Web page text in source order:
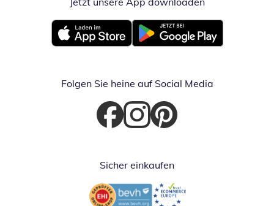
Öffnet in neuem FensterÖffnet in neuem Fenster
Folgen Sie heine auf Social Media
Öffnet in neuem Fenster
Öffnet in neuem Fenster
Öffnet in neuem Fenster
Sicher einkaufen